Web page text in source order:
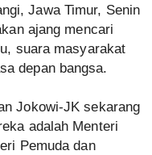
Jawa Timur, Senin
ajang mencari
suara masyarakat
depan bangsa.
Jokowi-JK sekarang
adalah Menteri
Pemuda dan